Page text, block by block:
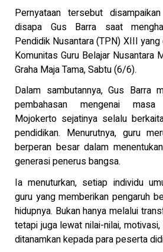
Pernyataan tersebut
disapa Gus Barra saat
Pendidik Nusantara (TPN) XIII
Komunitas Guru Belajar Nusantara
Graha Maja Tama, Sabtu (6/6).
Dalam sambutannya, Gus Barra
pembahasan mengenai
Mojokerto sejatinya selalu
pendidikan. Menurutnya, guru
berperan besar dalam
generasi penerus bangsa.
Ia menuturkan, setiap individu
guru yang memberikan pengaruh
hidupnya. Bukan hanya melalui
tetapi juga lewat nilai-nilai,
ditanamkan kepada para peserta